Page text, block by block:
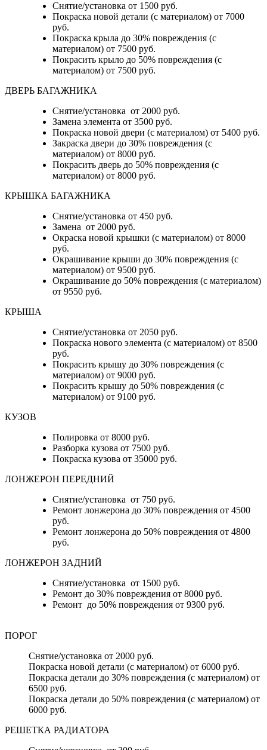
Снятие/установка от 1500 руб.
Покраска новой детали (с материалом) от 7000
руб.
Покраска крыла до 30% повреждения (с
материалом) от 7500 руб.
Покрасить крыло до 50% повреждения (с
материалом) от 7500 руб.
ДВЕРЬ БАГАЖНИКА
Снятие/установка от 2000 руб.
Замена элемента от 3500 руб.
Покраска новой двери (с материалом) от 5400 руб.
Закраска двери до 30% повреждения (с
материалом) от 8000 руб.
Покрасить дверь до 50% повреждения (с
материалом) от 8000 руб.
КРЫШКА БАГАЖНИКА
Снятие/установка от 450 руб.
Замена от 2000 руб.
Окраска новой крышки (с материалом) от 8000
руб.
Окрашивание крыши до 30% повреждения (с
материалом) от 9500 руб.
Окрашивание до 50% повреждения (с материалом)
от 9550 руб.
КРЫША
Снятие/установка от 2050 руб.
Покраска нового элемента (с материалом) от 8500
руб.
Покрасить крышу до 30% повреждения (с
материалом) от 9000 руб.
Покрасить крышу до 50% повреждения (с
материалом) от 9100 руб.
КУЗОВ
Полировка от 8000 руб.
Разборка кузова от 7500 руб.
Покраска кузова от 35000 руб.
ЛОНЖЕРОН ПЕРЕДНИЙ
Снятие/установка от 750 руб.
Ремонт лонжерона до 30% повреждения от 4500
руб.
Ремонт лонжерона до 50% повреждения от 4800
руб.
ЛОНЖЕРОН ЗАДНИЙ
Снятие/установка от 1500 руб.
Ремонт до 30% повреждения от 8000 руб.
Ремонт до 50% повреждения от 9300 руб.
ПОРОГ
Снятие/установка от 2000 руб.
Покраска новой детали (с материалом) от 6000 руб.
Покраска детали до 30% повреждения (с материалом) от
6500 руб.
Покраска детали до 50% повреждения (с материалом) от
6000 руб.
РЕШЕТКА РАДИАТОРА